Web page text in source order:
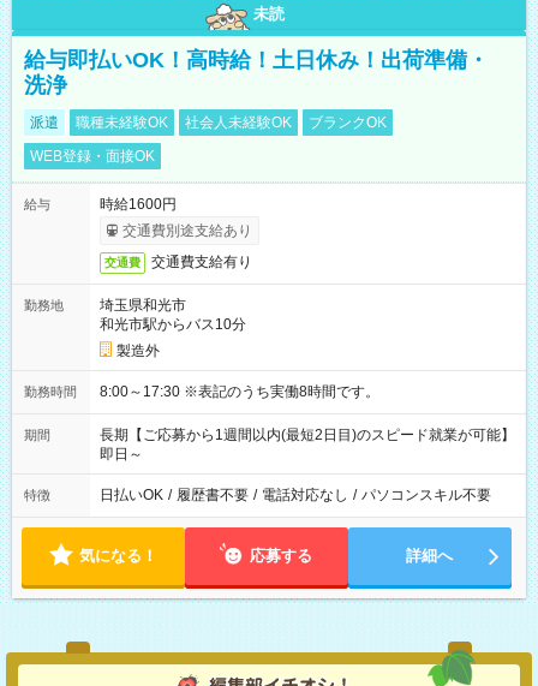
未読
給与即払いOK！高時給！土日休み！出荷準備・
洗浄
派遣 職種未経験OK 社会人未経験OK
ブランクOK
WEB登録・面接OK
給与
時給1600円
交通費別途支給あり
交通費 交通費支給有り
勤務地
埼玉県和光市
和光市駅からバス10分
製造外
勤務時間 8:00～17:30 ※表記のうち実働8時間です。
期間
長期【ご応募から1週間以内(最短2日目)のスピード就業が可能】
即日～
特徴 日払いOK / 履歴書不要 / 電話対応なし / パソコンスキル不要
気になる！ 応募する 詳細へ